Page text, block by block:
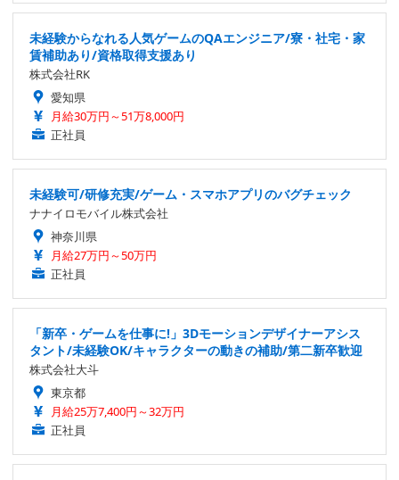
未経験からなれる人気ゲームのQAエンジニア/寮・社宅・家
賃補助あり/資格取得支援あり
株式会社RK
愛知県
月給30万円～51万8,000円
正社員
未経験可/研修充実/ゲーム・スマホアプリのバグチェック
ナナイロモバイル株式会社
神奈川県
月給27万円～50万円
正社員
「新卒・ゲームを仕事に!」3Dモーションデザイナーアシス
タント/未経験OK/キャラクターの動きの補助/第二新卒歓迎
株式会社大斗
東京都
月給25万7,400円～32万円
正社員